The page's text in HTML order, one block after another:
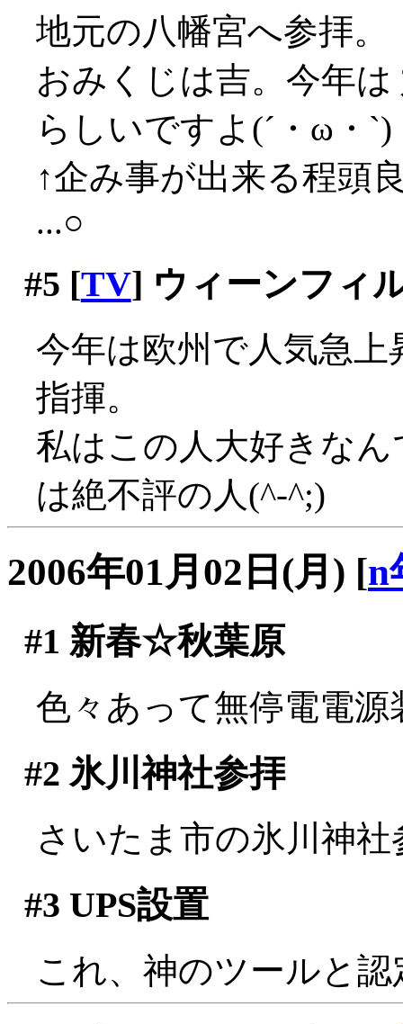
地元の八幡宮へ参拝。
おみくじは吉。今年は
らしいですよ(´・ω・`)
↑企み事が出来る程頭
...○
#5 [TV] ウィーンフィ
今年は欧州で人気急
指揮。
私はこの人大好きな
は絶不評の人(^-^;)
2006年01月02日(月) [n
#1 新春☆秋葉原
色々あって無停電電源
#2 氷川神社参拝
さいたま市の氷川神社
#3 UPS設置
これ、神のツールと認